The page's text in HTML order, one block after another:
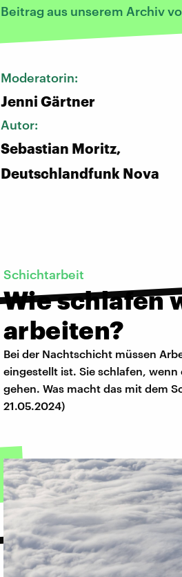
Beitrag aus unserem Archiv
Moderatorin:
Jenni Gärtner
Autor:
Sebastian Moritz,
Deutschlandfunk Nova
Schichtarbeit
Wie schlafen
arbeiten?
Bei der Nachtschicht müssen
eingestellt ist. Sie schlafen,
gehen. Was macht das mit dem
21.05.2024)